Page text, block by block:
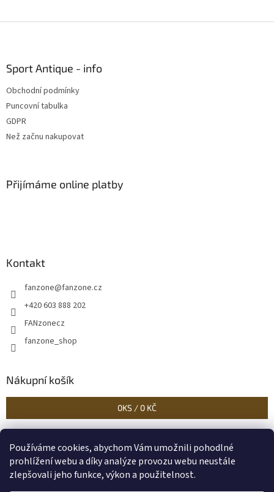
Používáme cookies, abychom Vám umožnili pohodlné
prohlížení webu a díky analýze provozu webu neustále
zlepšovali jeho funkce, výkon a použitelnost.
Sport Antique - info
Obchodní podmínky
Puncovní tabulka
GDPR
Než začnu nakupovat
Přijímáme online platby
Kontakt
fanzone@fanzone.cz
+420 603 888 202
FANzonecz
fanzone_shop
Nákupní košík
0KS / 0 KČ
Historické dokumenty Linoryty - nástěnky Blog Sportantique.cz